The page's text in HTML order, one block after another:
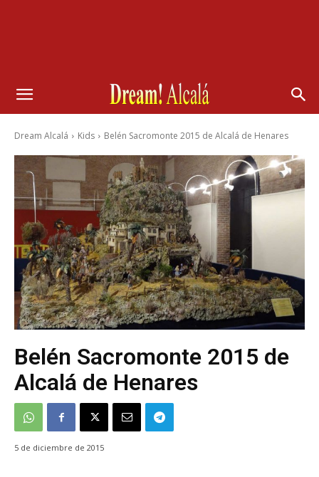
Dream Alcalá Kids Belén Sacromonte 2015 de Alcalá de Henares
Belén Sacromonte 2015 de
Alcalá de Henares
5 de diciembre de 2015